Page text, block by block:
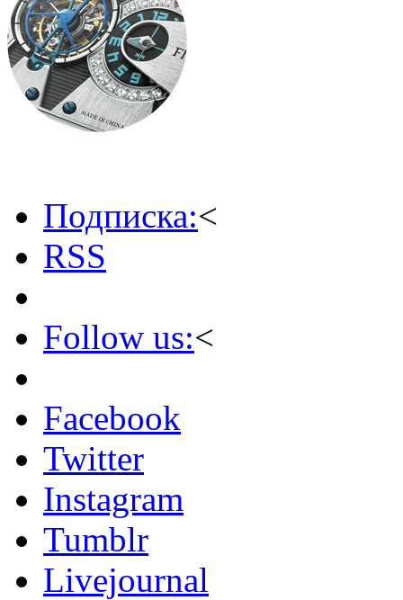
Подписка:<
RSS
Follow us:<
Facebook
Twitter
Instagram
Tumblr
Livejournal